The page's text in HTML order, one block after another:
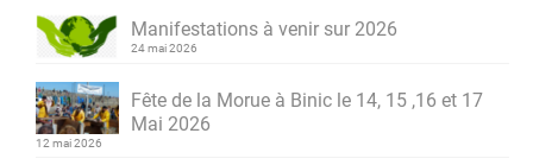
Manifestations à venir sur 2026
24 mai 2026
Fête de la Morue à Binic le 14, 15 ,16 et 17
Mai 2026
12 mai 2026